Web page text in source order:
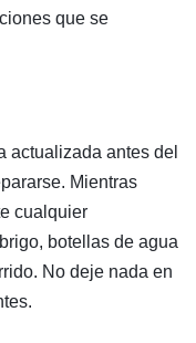
que se
actualizada antes del
Mientras
cualquier
botellas de agua
No deje nada en